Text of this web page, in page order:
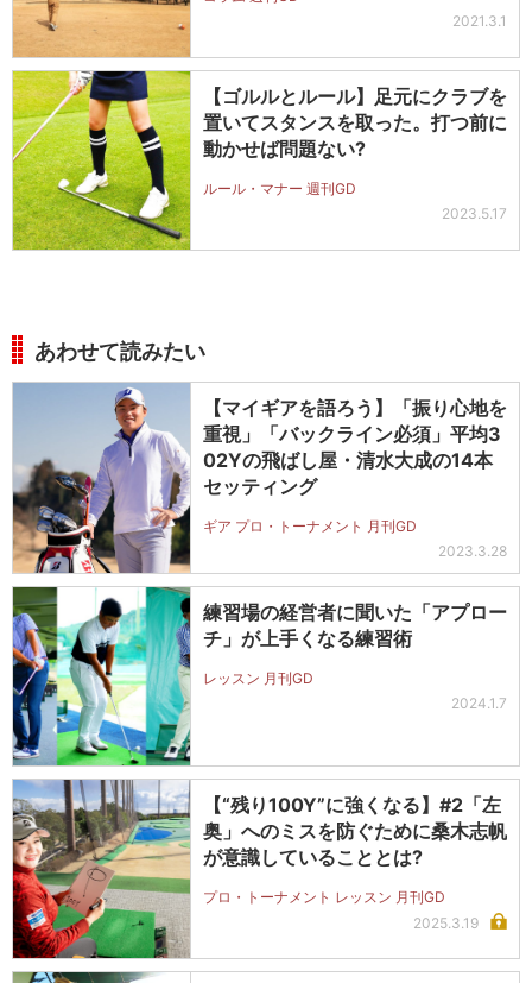
2021.3.1
【ゴルルとルール】足元にクラブを
置いてスタンスを取った。打つ前に
動かせば問題ない?
ルール・マナー 週刊GD
2023.5.17
あわせて読みたい
【マイギアを語ろう】「振り心地を
重視」「バックライン必須」平均3
02Yの飛ばし屋・清水大成の14本
セッティング
ギア プロ・トーナメント 月刊GD
2023.3.28
練習場の経営者に聞いた「アプロー
チ」が上手くなる練習術
レッスン 月刊GD
2024.1.7
【“残り100Y”に強くなる】#2「左
奥」へのミスを防ぐために桑木志帆
が意識していることとは?
プロ・トーナメント レッスン 月刊GD
2025.3.19